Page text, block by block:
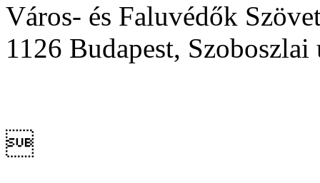
Város- és Faluvédők
1126 Budapest, Szoboszlai
